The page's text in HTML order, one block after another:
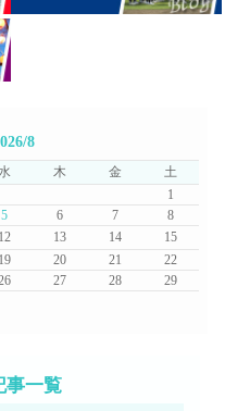
8
木 金
土
1
5 6 7 8
12 13 14
15
19 20 21
22
27 28
29
事一覧